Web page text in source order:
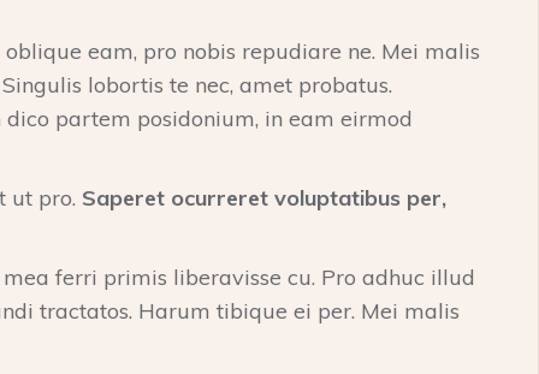
eam, pro nobis repudiare ne. Mei malis
lobortis te nec, amet probatus.
partem posidonium, in eam eirmod
ut pro. Saperet ocurreret voluptatibus per,
ferri primis liberavisse cu. Pro adhuc illud
tractatos. Harum tibique ei per. Mei malis